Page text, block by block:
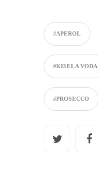
#APEROL
#KISELA VODA
#PROSECCO